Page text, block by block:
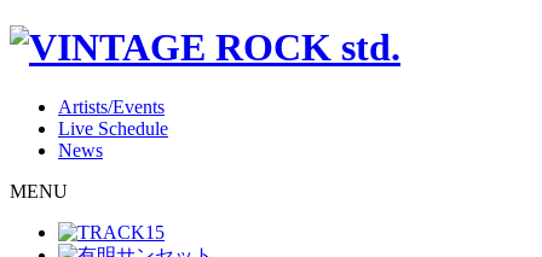
Artists/Events
Live Schedule
News
MENU